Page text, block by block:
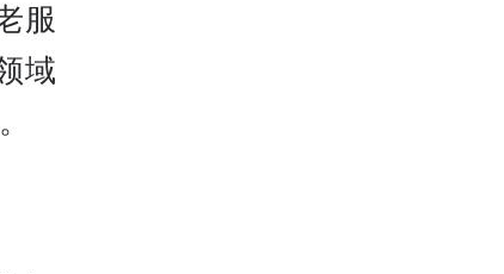
服
域